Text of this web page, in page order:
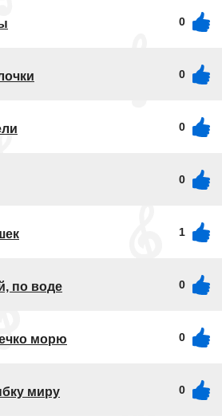
0
0
0
0
1
по воде 0
морю 0
миру 0